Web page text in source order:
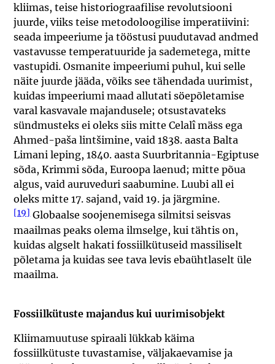
kliimas, teise historiograafilise revolutsiooni
juurde, viiks teise metodoloogilise imperatiivini:
seada impeeriume ja tööstusi puudutavad andmed
vastavusse temperatuuride ja sademetega, mitte
vastupidi. Osmanite impeeriumi puhul, kui selle
näite juurde jääda, võiks see tähendada uurimist,
kuidas impeeriumi maad allutati söepõletamise
varal kasvavale majandusele; otsustavateks
sündmusteks ei oleks siis mitte Celalî mäss ega
Ahmed-paša lintšimine, vaid 1838. aasta Balta
Limani leping, 1840. aasta Suurbritannia-Egiptuse
sõda, Krimmi sõda, Euroopa laenud; mitte põua
algus, vaid auruveduri saabumine. Luubi all ei
oleks mitte 17. sajand, vaid 19. ja järgmine.
[19]Globaalse soojenemisega silmitsi seisvas
maailmas peaks olema ilmselge, kui tähtis on,
kuidas algselt hakati fossiilkütuseid massiliselt
põletama ja kuidas see tava levis ebaühtlaselt üle
maailma.
Fossiilkütuste majandus kui uurimisobjekt
Kliimamuutuse spiraali lükkab käima
fossiilkütuste tuvastamise, väljakaevamise ja